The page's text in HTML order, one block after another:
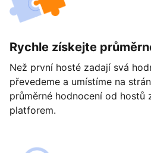
Rychle získejte
Než první hosté zadají svá
převedeme a umístíme na
průměrné hodnocení od hostů
platforem.